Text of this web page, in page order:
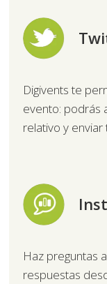
Digivents te
evento: podrás
relativo y
Haz preguntas
respuestas